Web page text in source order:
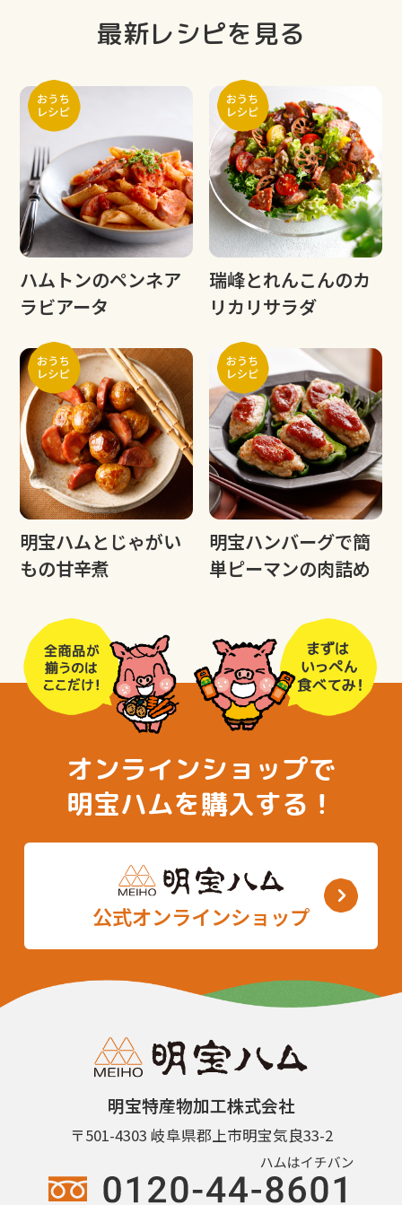
最新レシピを見る
ハムトンのペンネア
ラビアータ
瑞峰とれんこんのカ
リカリサラダ
明宝ハムとじゃがい
もの甘辛煮
明宝ハンバーグで簡
単ピーマンの肉詰め
オンラインショップで
明宝ハムを購入する！
公式オンラインショップ
明宝特産物加工株式会社
〒501-4303 岐阜県郡上市明宝気良33-2